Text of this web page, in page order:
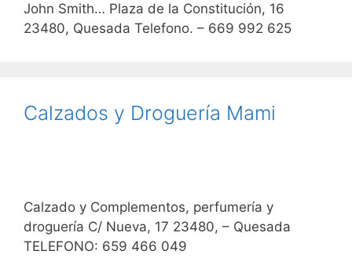
John Smith… Plaza de la Constitución, 16
23480, Quesada Telefono. – 669 992 625
Calzados y Droguería Mami
Calzado y Complementos, perfumería y
droguería C/ Nueva, 17 23480, – Quesada
TELEFONO: 659 466 049